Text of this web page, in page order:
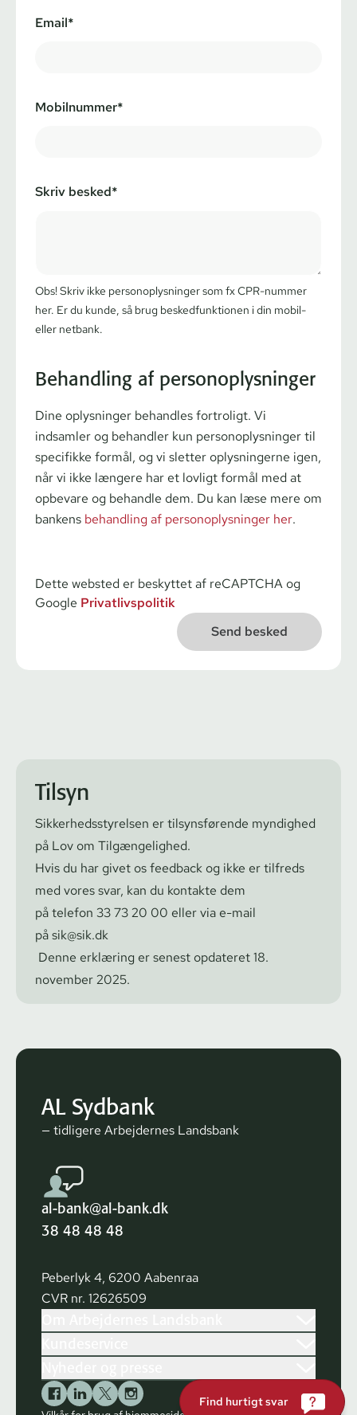
Email*
Mobilnummer*
Skriv besked*
Obs! Skriv ikke personoplysninger som fx CPR-nummer
her. Er du kunde, så brug beskedfunktionen i din mobil-
eller netbank.
Behandling af personoplysninger
Dine oplysninger behandles fortroligt. Vi
indsamler og behandler kun personoplysninger til
specifikke formål, og vi sletter oplysningerne igen,
når vi ikke længere har et lovligt formål med at
opbevare og behandle dem. Du kan læse mere om
bankens behandling af personoplysninger her.
Dette websted er beskyttet af reCAPTCHA og
Google Privatlivspolitik
Tilsyn
Sik­ker­heds­sty­rel­sen er tilsynsførende myndighed
på Lov om Tilgængelighed.
Hvis du har givet os feedback og ikke er tilfreds
med vores svar, kan du kontakte dem
påtelefon 33 73 20 00 eller via e-mail
påsik@sik.dk
Denne erklæring er senest opdateret 18.
november 2025.
AL Sydbank
— tidligere Arbejdernes Landsbank
al-bank@al-bank.dk
38 48 48 48
Peberlyk 4, 6200 Aabenraa
CVR nr. 12626509
Find hurtigt svar